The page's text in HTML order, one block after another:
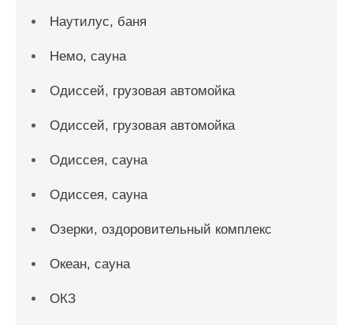
Наутилус, баня
Немо, сауна
Одиссей, грузовая автомойка
Одиссей, грузовая автомойка
Одиссея, сауна
Одиссея, сауна
Озерки, оздоровительный комплекс
Океан, сауна
ОКЗ